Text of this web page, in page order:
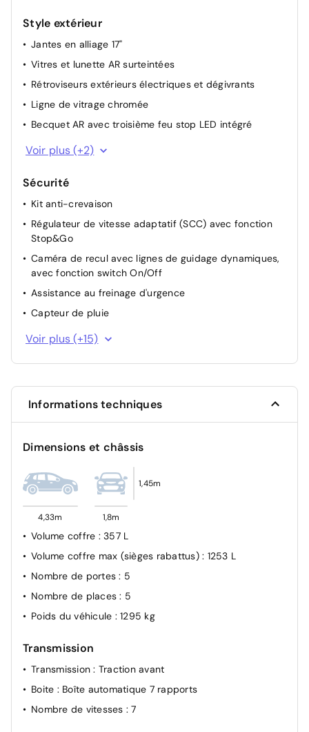
Volant et pommeau de levier de vitesses gainés cuir
Accoudoir central AV coulissant avec compartiment de
rangement
Palettes de changement de vitesses au volant
Moulures de bas de portes avec insert gris
Volant cuir à méplat
d'aération latérales, du tableau de bord et dela
Appuis-tête AV et AR réglables en hauteur et en
inclinaison (à l'AV uniquement)
Sellerie cuir de synthèse/tissu noir
Poches aumonières au dos des sièges AV
Style extérieur
Jantes en alliage 17"
Vitres et lunette AR surteintées
Rétroviseurs extérieurs électriques et dégivrants
Ligne de vitrage chromée
Becquet AR avec troisième feu stop LED intégré
Jupes latérales spécifiques GT Line
Voir plus (+2)
Sécurité
Kit anti-crevaison
Régulateur de vitesse adaptatif (SCC) avec fonction
Stop&Go
Caméra de recul avec lignes de guidage dynamiques,
avec fonction switch On/Off
Assistance au freinage d'urgence
Capteur de pluie
Projecteurs antibrouillard AV
la luminosité
ABS avec répartiteur électronique de freinage
Système de fixation ISOFIX sur sièges AR latéraux
Verrouillage automatique des portières en roulant
Frein de parking électrique (EPB)
Contrôle de pression des pneumatiques
détection des voitures et des piétons
Système de gestion intelligente des feux de route
Alerte de vigilance du conducteur (DAW)
Assistance active à la conduite dans les
embouteillages (LFA)
Système de freinage d'urgence autonome avec
détection des cyclistes (FCA)
Voir plus (+15)
Informations techniques
Dimensions et châssis
4,33m 1,8m
1,45m
Volume coffre : 357 L
Volume coffre max (sièges rabattus) : 1253 L
Nombre de portes: 5
Nombre de places: 5
Poids du véhicule : 1295 kg
Transmission
Transmission: Traction avant
Boite : Boîte automatique 7 rapports
Nombre de vitesses : 7